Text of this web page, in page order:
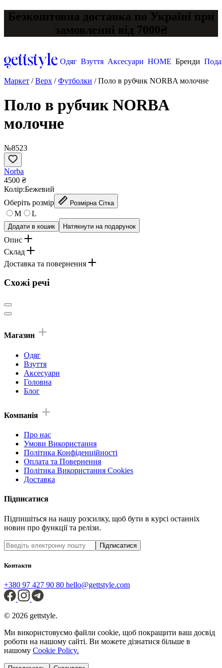
Безкоштовна доставка по Україні при
замовленні від 7000₴
Одяг Взуття Аксесуари HOME Бренди
Маркет /Верх /Футболки /Поло в рубчик NORBA молочне
Поло в рубчик NORBA
молочне
№8523
Norba
4500 ₴
Колір:Бежевий
Оберіть розмір
Розмірна Сітка
M L
Додати в кошик Натякнути на подарунок
Опис
Склад
Доставка та повернення
Схожі речі
Магазин
Одяг
Взуття
Аксесуари
Головна
Блог
Компанія
Про нас
Умови Використання
Політика Конфіденційності
Оплата та Повернення
Політика Використання Cookies
Доставка
Підписатися
Підпишіться на нашу розсилку, щоб бути в курсі останніх
новин про функції та релізи.
Підписатися
Контакти
+380 97 427 90 80 hello@gettstyle.com
© 2026 gettstyle.
Ми використовуємо файли cookie, щоб покращити ваш досвід
роботи на нашому сайті. Ви можете дізнатися більше в
нашому Cookie Policy.